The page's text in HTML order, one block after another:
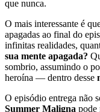
que nunca.
O mais interessante é
apagadas ao final do
infinitas realidades,
sua mente apagada?
sombrio, assumindo o
heroína — dentro desse
O episódio entrega não
Summer Maligna pode